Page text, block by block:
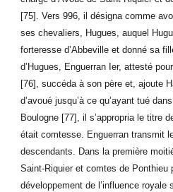
[75]. Vers 996, il désigna comme
ses chevaliers, Hugues, auquel
forteresse d’Abbeville et donné sa
d’Hugues, Enguerran Ier, attesté
[76], succéda à son père et, ajoute
d’avoué jusqu’à ce qu’ayant tué
Boulogne [77], il s’appropria le titre
était comtesse. Enguerran transmit
descendants. Dans la première
Saint-Riquier et comtes de Ponthieu
développement de l’influence